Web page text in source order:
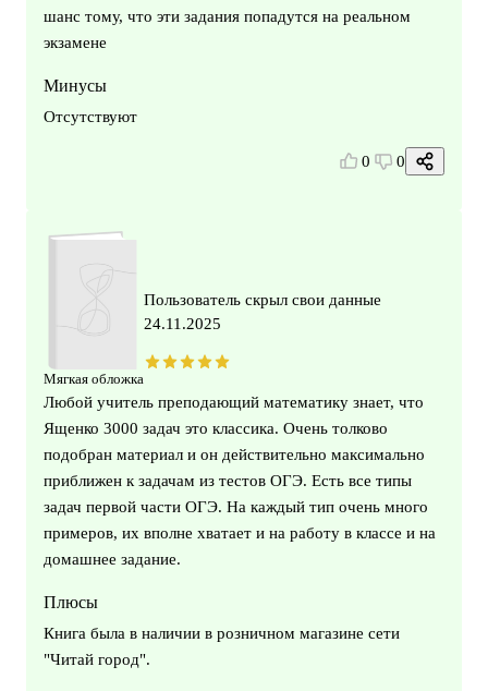
шанс тому, что эти задания попадутся на реальном
экзамене
Минусы
Отсутствуют
0 0
Мягкая обложка
Пользователь скрыл свои данные
24.11.2025
Любой учитель преподающий математику знает, что
Ященко 3000 задач это классика. Очень толково
подобран материал и он действительно максимально
приближен к задачам из тестов ОГЭ. Есть все типы
задач первой части ОГЭ. На каждый тип очень много
примеров, их вполне хватает и на работу в классе и на
домашнее задание.
Плюсы
Книга была в наличии в розничном магазине сети
"Читай город".